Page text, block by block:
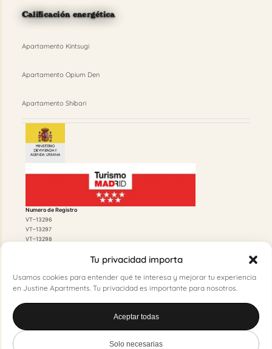
Tu privacidad importa
Usamos cookies para entender qué te interesa y mejorar tu experiencia
en Justine Apartments. Tu privacidad es importante para nosotros.
Aceptar todas
Solo necesarias
Calificación energética
Apartamento Kintsugi
Apartamento Opium Den
Apartamento Shibari
Numero de Registro
VT–13296
VT–13297
VT–13298